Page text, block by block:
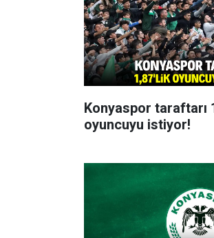
Konyaspor taraftarı
oyuncuyu istiyor!